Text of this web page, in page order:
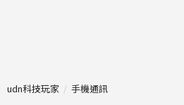
udn科技玩家 手機通訊